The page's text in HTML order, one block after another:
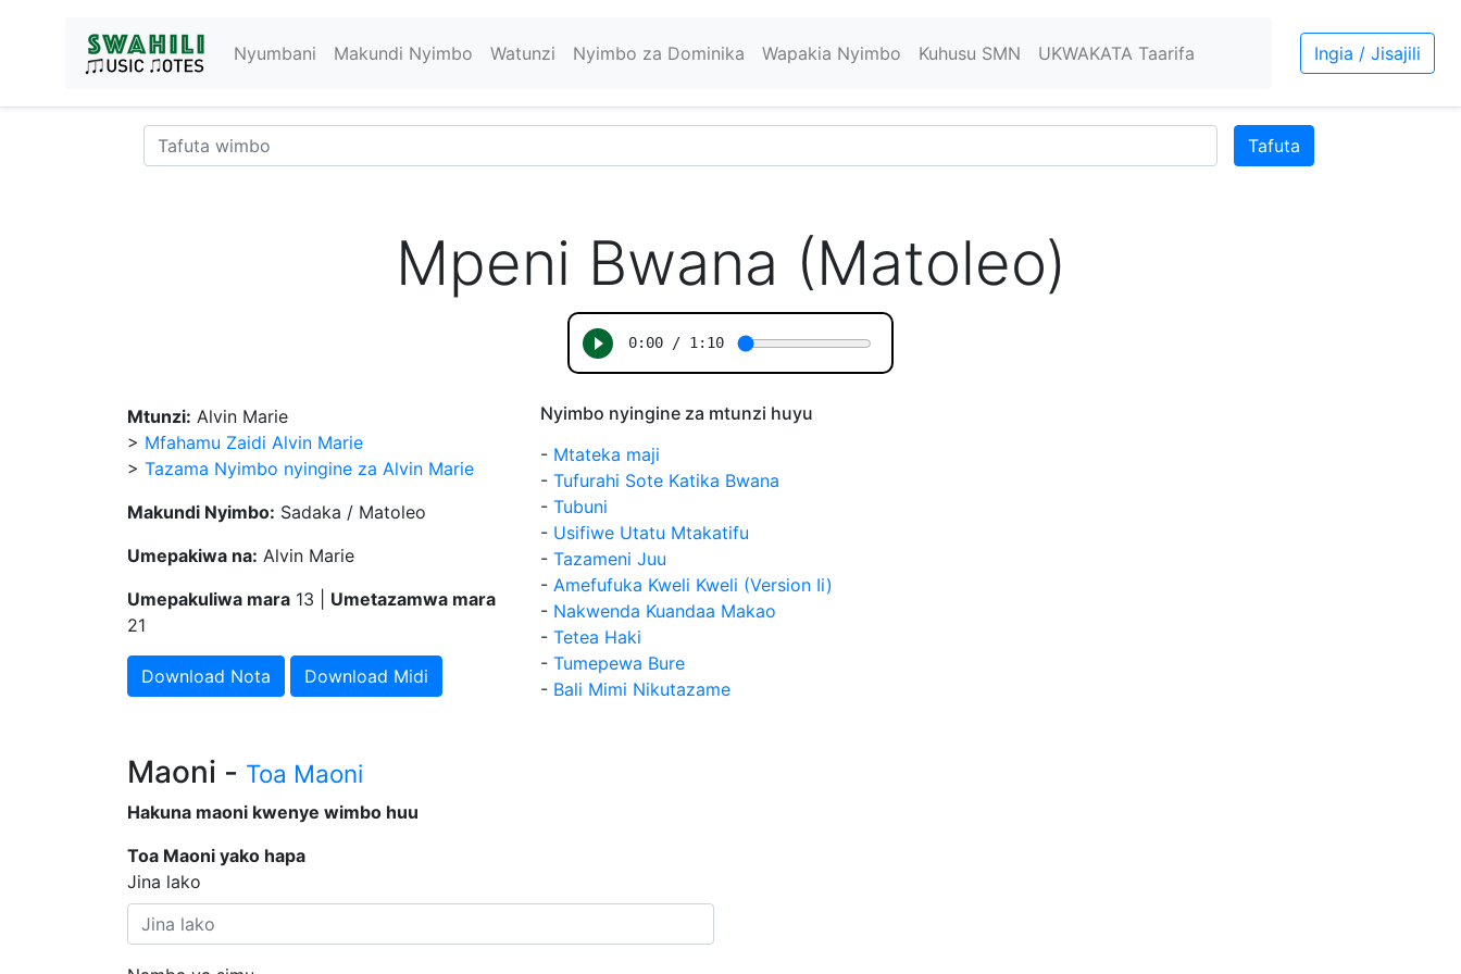
Nyumbani Makundi Nyimbo Watunzi Nyimbo za Dominika Wapakia Nyimbo Kuhusu SMN UKWAKATA Taarifa Ingia / Jisajili
Tafuta
Mpeni Bwana (Matoleo)
Mtunzi: Alvin Marie
> Mfahamu Zaidi Alvin Marie
> Tazama Nyimbo nyingine za Alvin Marie
Makundi Nyimbo: Sadaka / Matoleo
Umepakiwa na: Alvin Marie
Umepakuliwa mara 13 | Umetazamwa mara
21
Download Nota Download Midi
Nyimbo nyingine za mtunzi huyu
- Mtateka maji
- Tufurahi Sote Katika Bwana
- Tubuni
- Usifiwe Utatu Mtakatifu
- Tazameni Juu
- Amefufuka Kweli Kweli (Version Ii)
- Nakwenda Kuandaa Makao
- Tetea Haki
- Tumepewa Bure
- Bali Mimi Nikutazame
Maoni - Toa Maoni
Hakuna maoni kwenye wimbo huu
Toa Maoni yako hapa
Jina lako